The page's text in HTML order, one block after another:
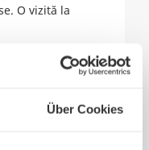
Über Cookies
O vizită la